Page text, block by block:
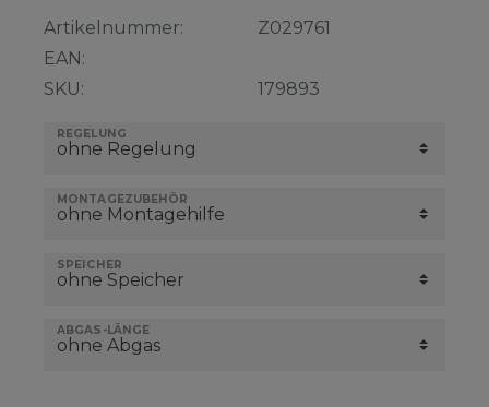
Artikelnummer:
EAN:
SKU:
Z029761
179893
REGELUNG
MONTAGEZUBEHÖR
SPEICHER
ABGAS-LÄNGE